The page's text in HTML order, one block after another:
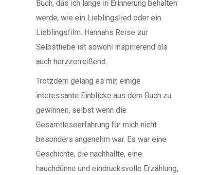
Buch, das ich lange in Erinnerung behalten
werde, wie ein Lieblingslied oder ein
Lieblingsfilm. Hannahs Reise zur
Selbstliebe ist sowohl inspirierend als
auch herzzerreißend.
Trotzdem gelang es mir, einige
interessante Einblicke aus dem Buch zu
gewinnen, selbst wenn die
Gesamtleseerfahrung für mich nicht
besonders angenehm war. Es war eine
Geschichte, die nachhallte, eine
hauchdünne und eindrucksvolle Erzählung,